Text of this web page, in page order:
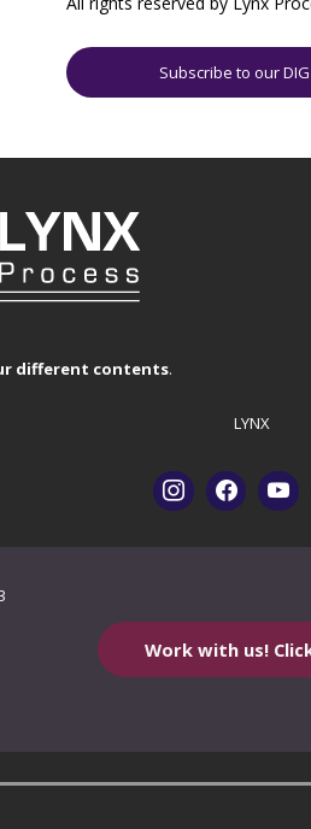
Subscribe to our
different contents.
LYNX
Work with us!